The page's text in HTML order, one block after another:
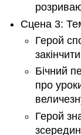
Сцена 3:
Герой
Бічний
про
Герой